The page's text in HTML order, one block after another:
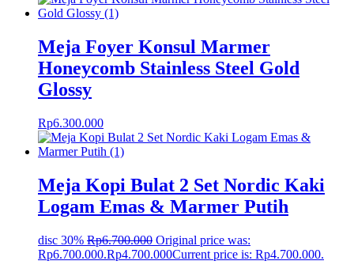
Meja Foyer Konsul Marmer
Honeycomb Stainless Steel Gold
Glossy
Rp6.300.000
Meja Kopi Bulat 2 Set Nordic Kaki
Logam Emas & Marmer Putih
disc 30% Rp6.700.000 Original price was:
Rp6.700.000.Rp4.700.000Current price is: Rp4.700.000.